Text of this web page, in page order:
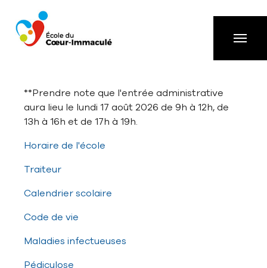
**Prendre note que l'entrée administrative
aura lieu le lundi 17 août 2026 de 9h à 12h, de
13h à 16h et de 17h à 19h.
Horaire de l'école
Traiteur
Calendrier scolaire
Code de vie
Maladies infectueuses
Pédiculose